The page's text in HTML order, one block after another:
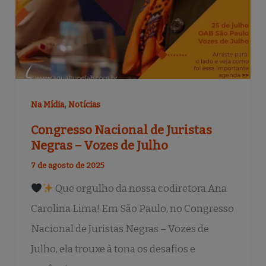
Na Mídia,Notícias
Congresso Nacional de Juristas
Negras – Vozes de Julho
7 de agosto de 2025
Que orgulho da nossa codiretora Ana
Carolina Lima! Em São Paulo, no Congresso
Nacional de Juristas Negras – Vozes de
Julho, ela trouxe à tona os desafios e